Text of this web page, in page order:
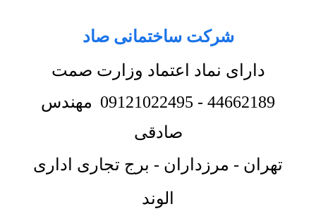
شرکت ساختمانی صاد
دارای نماد اعتماد وزارت صمت
44662189
-
09121022495 مهندس
صادقی
تهران - مرزداران - برج تجاری اداری
الوند